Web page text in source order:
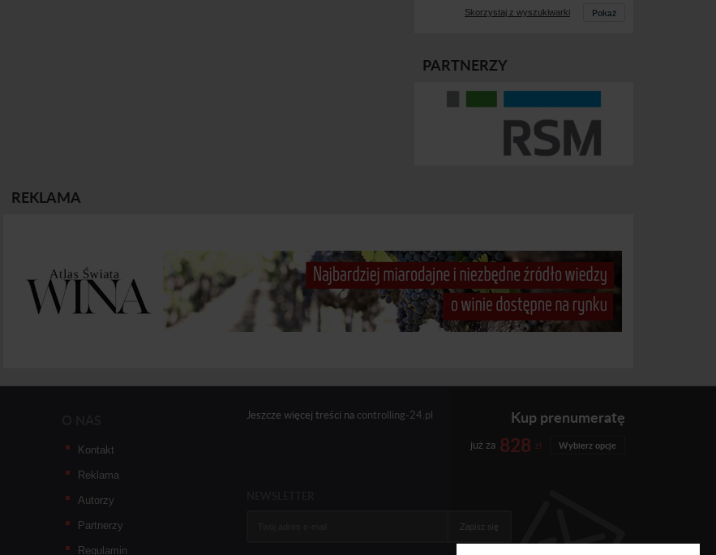
Skorzystaj z wyszukiwarki Pokaż
PARTNERZY
REKLAMA
Kontakt
Reklama
Autorzy
Partnerzy
Regulamin
Jeszcze więcej treści na controlling-24.pl Kup prenumeratę
już za 828 zł Wybierz opcje
Zapisz się